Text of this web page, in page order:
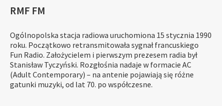
RMF FM
Ogólnopolska stacja radiowa uruchomiona 15 stycznia 1990
roku. Początkowo retransmitowała sygnał francuskiego
Fun Radio. Założycielem i pierwszym prezesem radia był
Stanisław Tyczyński. Rozgłośnia nadaje w formacie AC
(Adult Contemporary) – na antenie pojawiają się różne
gatunki muzyki, od lat 70. po współczesne.